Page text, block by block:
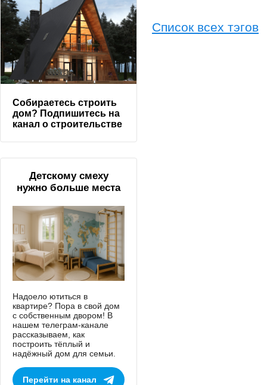
Список всех тэгов
Собираетесь строить
дом? Подпишитесь на
канал о строительстве
Детскому смеху
нужно больше места
Надоело ютиться в
квартире? Пора в свой дом
с собственным двором! В
нашем телеграм-канале
рассказываем, как
построить тёплый и
надёжный дом для семьи.
Перейти на канал